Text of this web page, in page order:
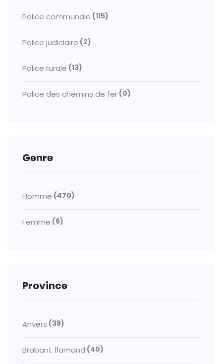
Police communale (115)
Police judiciaire (2)
Police rurale (13)
Police des chemins de fer (0)
Genre
Homme (470)
Femme (6)
Province
Anvers (38)
Brabant flamand (40)